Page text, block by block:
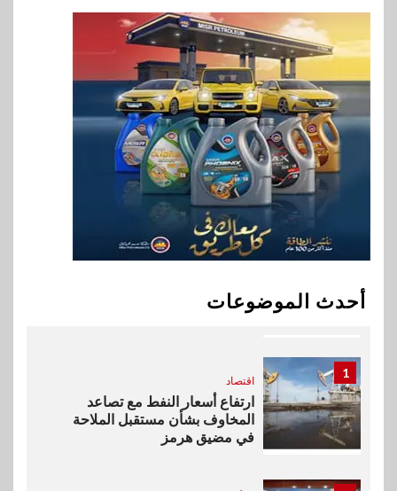
أحدث الموضوعات
8
سوق وصلة
هواوي: هاتف nova 15
Max بطارية ضخمة وتصميم متين
جهازًا مثاليًا للشباب
9 اقتصاد
إي اف چي فاينانس تستعرض
خطط نمو «بلد» لتعزيز حضورها
في سوق تحويلات المصريين
بالخارج
بيان توضيحي صادر عن شركة
ناتجاس
1
اقتصاد
ارتفاع أسعار النفط مع تصاعد
المخاوف بشأن مستقبل الملاحة
في مضيق هرمز